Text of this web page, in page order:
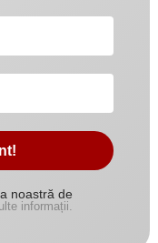
noastră de
informații.